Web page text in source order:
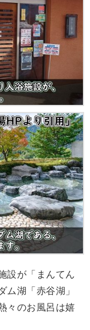
設が「まんてん
ム湖「赤谷湖」
々のお風呂は嬉